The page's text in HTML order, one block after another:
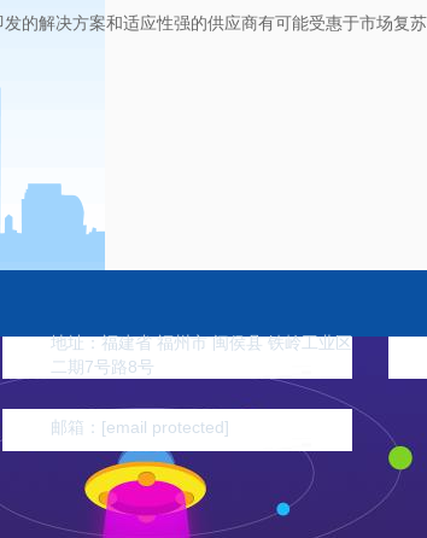
解决方案和适应性强的供应商有可能受惠于市场复
地址：福建省 福州市 闽侯县 铁岭工业区
二期7号路8号
邮箱： [email protected]